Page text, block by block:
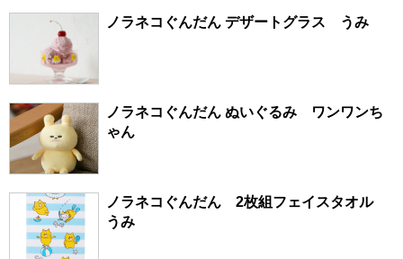
ノラネコぐんだん デザートグラス うみ
ノラネコぐんだん ぬいぐるみ ワンワンち
ゃん
ノラネコぐんだん 2枚組フェイスタオル
うみ